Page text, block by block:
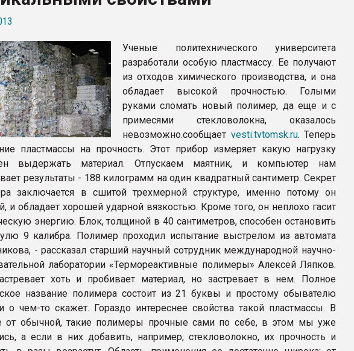
Ученые политехнического университета
разработали особую пластмассу. Ее получают
из отходов химического производства, и она
обладает высокой прочностью. Голыми
руками сломать новый полимер, да еще и с
примесями стекловолокна, оказалось
невозможно.сообщает vesti.tvtomsk.ru. Теперь
пластмассы на прочность. Этот прибор измеряет какую нагрузку
выдержать материал. Отпускаем маятник, и компьютер нам
результаты - 188 килограмм на один квадратный сантиметр. Секрет
заключается в сшитой трехмерной структуре, именно потому он
и обладает хорошей ударной вязкостью. Кроме того, он неплохо гасит
энергию. Блок, толщиной в 40 сантиметров, способен остановить
9 калибра. Полимер проходил испытание выстрелом из автомата
- рассказал старший научный сотрудник международной научно-
лаборатории «Термореактивные полимеры» Алексей Ляпков.
хоть и пробивает материал, но застревает в нем. Полное
название полимера состоит из 21 буквы и простому обывателю
о чем-то скажет. Гораздо интереснее свойства такой пластмассы. В
от обычной, такие полимеры прочные сами по себе, в этом мы уже
а если в них добавить, например, стекловолокно, их прочность и